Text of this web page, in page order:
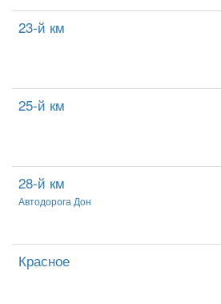
23-й км
25-й км
28-й км
Автодорога Дон
Красное